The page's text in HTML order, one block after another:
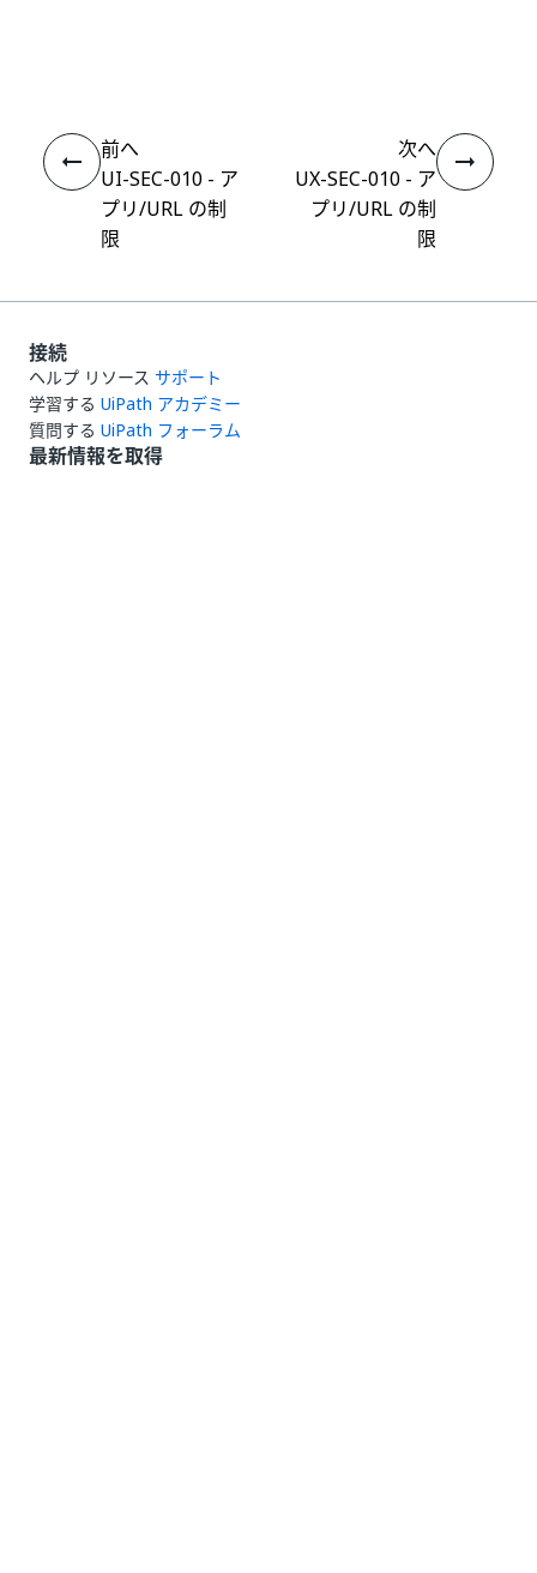
前へ
UI-SEC-010 - ア
プリ/URL の制
限
次へ
UX-SEC-010 - ア
プリ/URL の制
限
接続
ヘルプ リソース サポート
学習する UiPath アカデミー
質問する UiPath フォーラム
最新情報を取得